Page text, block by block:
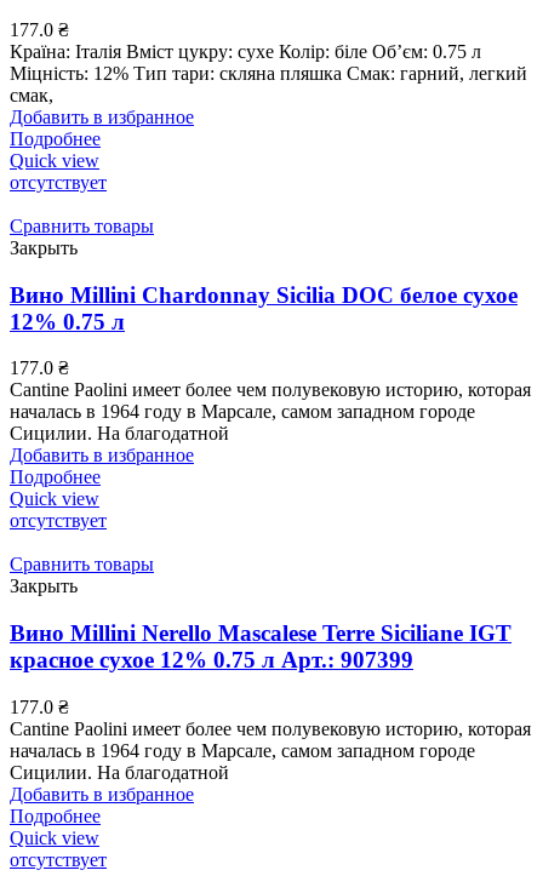
177.0 ₴
Країна: Італія Вміст цукру: сухе Колір: біле Об’єм: 0.75 л
Міцність: 12% Тип тари: скляна пляшка Смак: гарний, легкий
смак,
Добавить в избранное
Подробнее
Quick view
отсутствует
Сравнить товары
Закрыть
Вино Millini Chardonnay Sicilia DOC белое сухое
12% 0.75 л
177.0 ₴
Cantine Paolini имеет более чем полувековую историю, которая
началась в 1964 году в Марсале, самом западном городе
Сицилии. На благодатной
Добавить в избранное
Подробнее
Quick view
отсутствует
Сравнить товары
Закрыть
Вино Millini Nerello Mascalese Terre Siciliane IGT
красное сухое 12% 0.75 л Арт.: 907399
177.0 ₴
Cantine Paolini имеет более чем полувековую историю, которая
началась в 1964 году в Марсале, самом западном городе
Сицилии. На благодатной
Добавить в избранное
Подробнее
Quick view
отсутствует